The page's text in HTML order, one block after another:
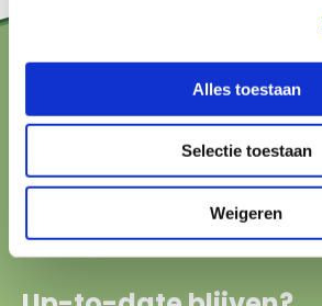
Alles toestaan
Selectie toestaan
Weigeren
Contact?
hallo@boerenbuurmetnatuur.nl
Arthur van Schendelstraat 600